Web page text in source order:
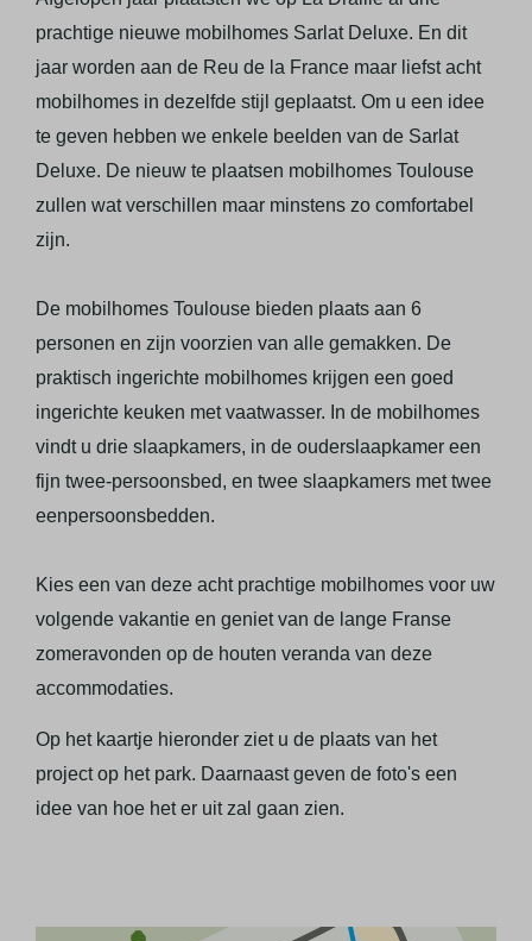
prachtige nieuwe mobilhomes Sarlat Deluxe. En dit
jaar worden aan de Reu de la France maar liefst acht
mobilhomes in dezelfde stijl geplaatst. Om u een idee
te geven hebben we enkele beelden van de Sarlat
Deluxe. De nieuw te plaatsen mobilhomes Toulouse
zullen wat verschillen maar minstens zo comfortabel
zijn.
De mobilhomes Toulouse bieden plaats aan 6
personen en zijn voorzien van alle gemakken. De
praktisch ingerichte mobilhomes krijgen een goed
ingerichte keuken met vaatwasser. In de mobilhomes
vindt u drie slaapkamers, in de ouderslaapkamer een
fijn twee-persoonsbed, en twee slaapkamers met twee
eenpersoonsbedden.
Kies een van deze acht prachtige mobilhomes voor uw
volgende vakantie en geniet van de lange Franse
zomeravonden op de houten veranda van deze
accommodaties.
Op het kaartje hieronder ziet u de plaats van het
project op het park. Daarnaast geven de foto's een
idee van hoe het er uit zal gaan zien.